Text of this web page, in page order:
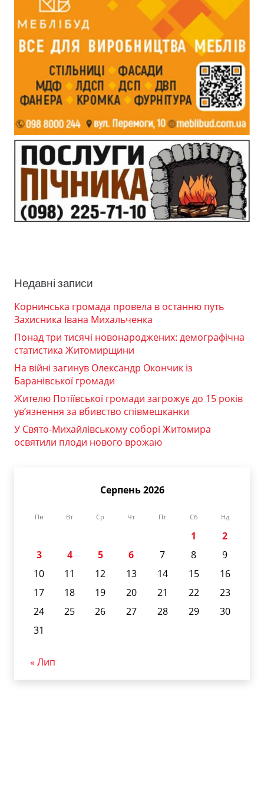
Недавні записи
Корнинська громада провела в останню путь
Захисника Івана Михальченка
Понад три тисячі новонароджених: демографічна
статистика Житомирщини
На війні загинув Олександр Окончик із
Баранівської громади
Жителю Потіївської громади загрожує до 15 років
ув’язнення за вбивство співмешканки
У Свято-Михайлівському соборі Житомира
освятили плоди нового врожаю
Серпень 2026
Пн Вт Ср Чт Пт Сб Нд
1
2
3
4 5 6 7 8
9
10
11 12 13 14 15
16
17
18 19 20 21 22
23
24
25 26 27 28 29
30
31
« Лип